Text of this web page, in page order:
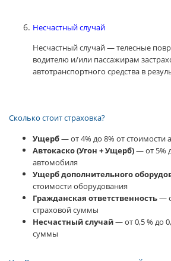
Несчастный случай
Несчастный случай — телесные
водителю и/или пассажирам
автотранспортного средства в
Сколько стоит страховка?
Ущерб— от 4% до 8% от стоимости
Автокаско (Угон + Ущерб)— от 5%
автомобиля
Ущерб дополнительного
стоимости оборудования
Гражданская ответственность—
страховой суммы
Несчастный случай— от 0,5 % до
суммы